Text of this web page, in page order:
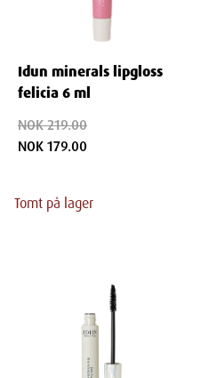
Idun minerals lipgloss
felicia 6 ml
NOK 219.00
NOK 179.00
Tomt på lager